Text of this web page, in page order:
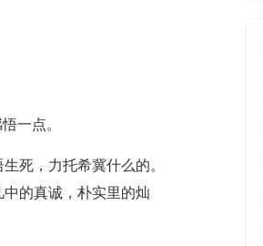
一点。
死，力托希冀什么的。
的真诚，朴实里的灿